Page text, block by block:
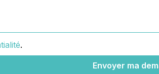
.
Envoyer ma